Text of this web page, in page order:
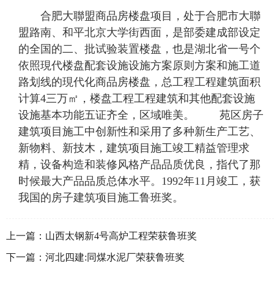
合肥大聯盟商品房楼盘项目，处于合肥市大聯
盟路南、和平北京大学街西面，是部委建成部设定
的全国的二、批试验装置楼盘，也是湖北省一号个
依照現代楼盘配套设施设施方案原则方案和施工道
路划线的現代化商品房楼盘，总工程工程建筑面积
计算4三万㎡，楼盘工程工程建筑和其他配套设施
设施基本功能五证齐全，区域唯美。 苑区房子
建筑项目施工中创新性和采用了多种新生产工艺、
新物料、新技木，建筑项目施工竣工精益管理求
精，设备构造和装修风格产品品质优良，指代了那
时候最大产品品质总体水平。1992年11月竣工，获
我国的房子建筑项目施工鲁班奖。
上一篇： 山西太钢新4号高炉工程荣获鲁班奖
下一篇： 河北四建:同煤水泥厂荣获鲁班奖